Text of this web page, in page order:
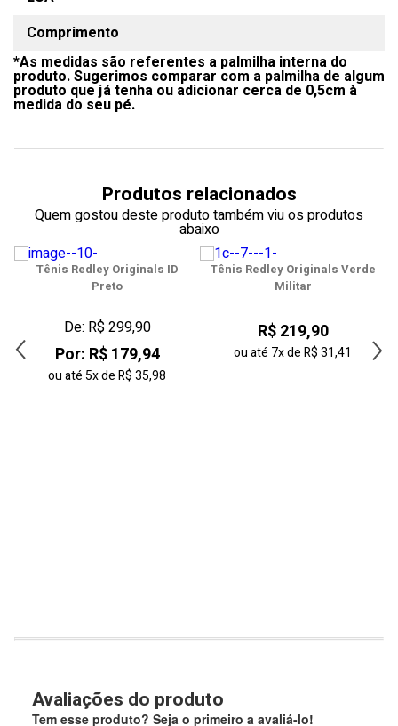
Comprimento
*As medidas são referentes a palmilha interna do
produto. Sugerimos comparar com a palmilha de algum
produto que já tenha ou adicionar cerca de 0,5cm à
medida do seu pé.
36
40
Produtos relacionados
Quem gostou deste produto também viu os produtos
abaixo
Tênis Redley Originals ID
Preto
De: R$ 299,90
Por: R$ 179,94
ou até5xdeR$ 35,98
Tênis Redley Originals Verde
Militar
R$ 219,90
ou até 7xdeR$ 31,41
Avaliações do produto
Tem esse produto? Seja o primeiro a avaliá-lo!